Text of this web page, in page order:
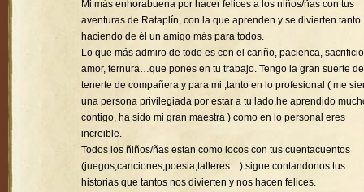
Mi más enhorabuena por hacer felices a los niños/ñas con tus
aventuras de Rataplín, con la que aprenden y se divierten tanto
haciendo de él un amigo más para todos.
Lo que más admiro de todo es con el cariño, pacienca,
amor, ternura…que pones en tu trabajo. Tengo la gran suerte de
tenerte de compañera y para mi ,tanto en lo profesional ( me
una persona privilegiada por estar a tu lado,he aprendido
contigo, ha sido mi gran maestra ) como en lo personal eres
increible.
Todos los ñiños/ñas estan como locos con tus cuentacuentos
(juegos,canciones,poesia,talleres…).sigue contandonos tus
historias que tantos nos divierten y nos hacen felices.